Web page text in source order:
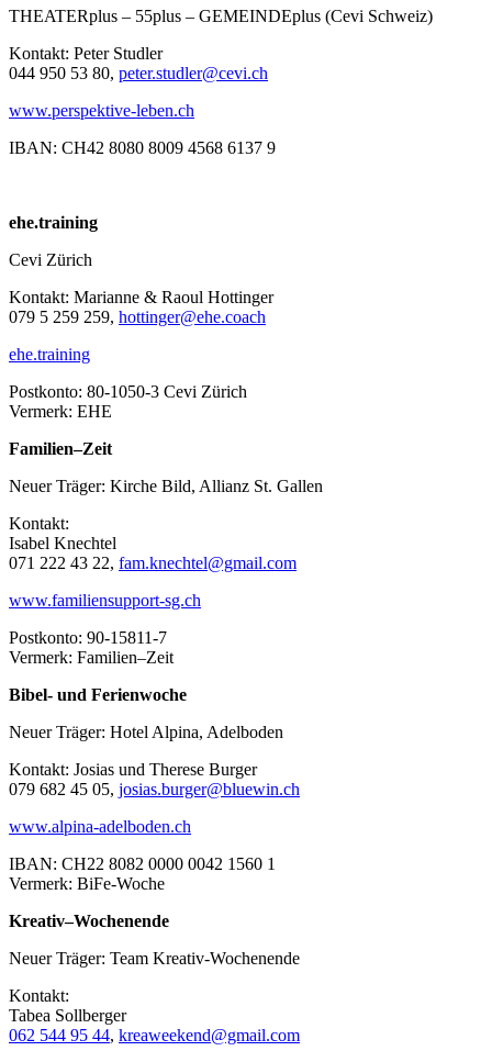
THEATERplus – 55plus – GEMEINDEplus (Cevi Schweiz)
Kontakt: Peter Studler
044 950 53 80, peter.studler@cevi.ch
www.perspektive-leben.ch
IBAN: CH42 8080 8009 4568 6137 9
ehe.training
Cevi Zürich
Kontakt: Marianne & Raoul Hottinger
079 5 259 259, hottinger@ehe.coach
ehe.training
Postkonto: 80-1050-3 Cevi Zürich
Vermerk: EHE
Familien–Zeit
Neuer Träger: Kirche Bild, Allianz St. Gallen
Kontakt:
Isabel Knechtel
071 222 43 22, fam.knechtel@gmail.com
www.familiensupport-sg.ch
Postkonto: 90-15811-7
Vermerk: Familien–Zeit
Bibel- und Ferienwoche
Neuer Träger: Hotel Alpina, Adelboden
Kontakt: Josias und Therese Burger
079 682 45 05, josias.burger@bluewin.ch
www.alpina-adelboden.ch
IBAN: CH22 8082 0000 0042 1560 1
Vermerk: BiFe-Woche
Kreativ–Wochenende
Neuer Träger: Team Kreativ-Wochenende
Kontakt:
Tabea Sollberger
062 544 95 44, kreaweekend@gmail.com